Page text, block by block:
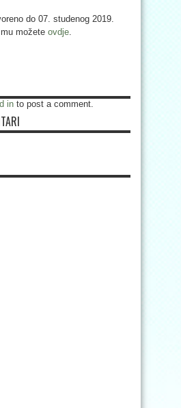
do 07. studenog 2019.
možete ovdje.
in to post a comment.